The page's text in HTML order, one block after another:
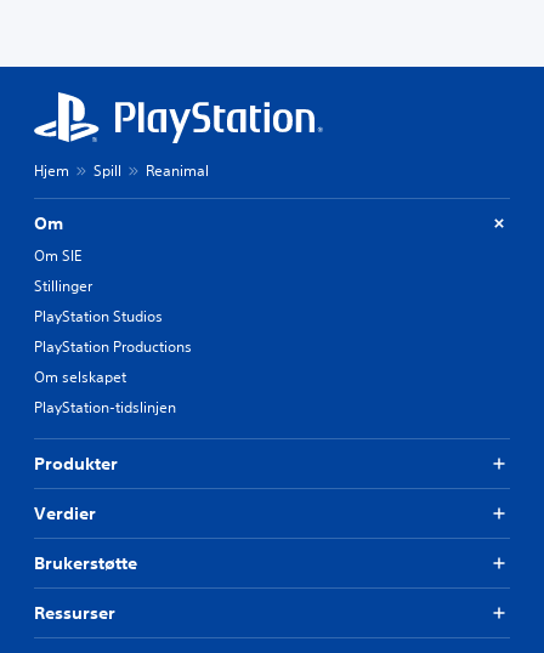
Hjem Spill Reanimal
Om
Om SIE
Stillinger
PlayStation Studios
PlayStation Productions
Om selskapet
PlayStation-tidslinjen
Produkter
Verdier
Brukerstøtte
Ressurser